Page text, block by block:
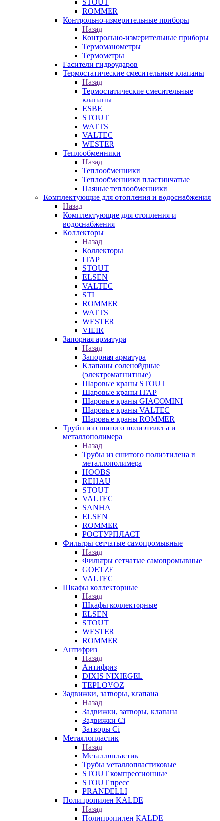
STOUT
ROMMER
Контрольно-измерительные приборы
Назад
Контрольно-измерительные приборы
Термоманометры
Термометры
Гасители гидроударов
Термостатические смесительные клапаны
Назад
Термостатические смесительные
клапаны
ESBE
STOUT
WATTS
VALTEC
WESTER
Теплообменники
Назад
Теплообменники
Теплообменники пластинчатые
Паяные теплообменники
Комплектующие для отопления и водоснабжения
Назад
Комплектующие для отопления и
водоснабжения
Коллекторы
Назад
Коллекторы
ITAP
STOUT
ELSEN
VALTEC
STI
ROMMER
WATTS
WESTER
VIEIR
Запорная арматура
Назад
Запорная арматура
Клапаны соленойдные
(электромагнитные)
Шаровые краны STOUT
Шаровые краны ITAP
Шаровые краны GIACOMINI
Шаровые краны VALTEC
Шаровые краны ROMMER
Трубы из сшитого полиэтилена и
металлополимера
Назад
Трубы из сшитого полиэтилена и
металлополимера
HOOBS
REHAU
STOUT
VALTEC
SANHA
ELSEN
ROMMER
РОСТУРПЛАСТ
Фильтры сетчатые самопромывные
Назад
Фильтры сетчатые самопромывные
GOETZE
VALTEC
Шкафы коллекторные
Назад
Шкафы коллекторные
ELSEN
STOUT
WESTER
ROMMER
Антифриз
Назад
Антифриз
DIXIS NIXIEGEL
TEPLOVOZ
Задвижки, затворы, клапана
Назад
Задвижки, затворы, клапана
Задвижки Ci
Затворы Ci
Металлопластик
Назад
Металлопластик
Трубы металлопластиковые
STOUT компрессионные
STOUT пресс
PRANDELLI
Полипропилен KALDE
Назад
Полипропилен KALDE